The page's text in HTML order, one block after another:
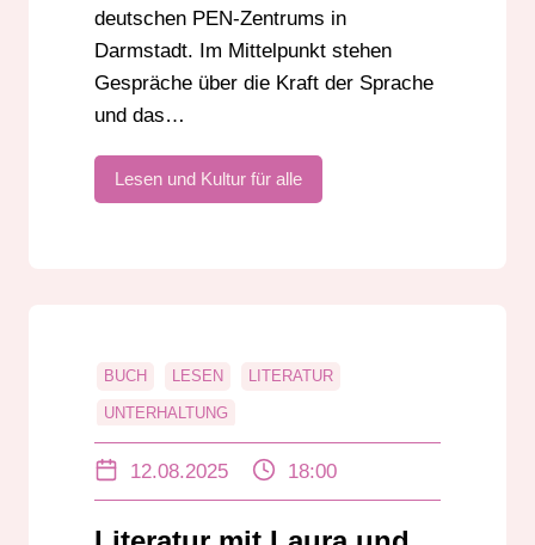
deutschen PEN-Zentrums in
Darmstadt. Im Mittelpunkt stehen
Gespräche über die Kraft der Sprache
und das…
Lesen und Kultur für alle
BUCH LESEN LITERATUR
UNTERHALTUNG
12.08.2025 18:00